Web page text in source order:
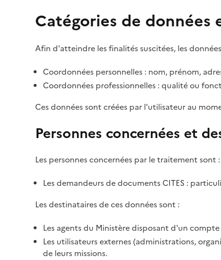
Catégories de données
Afin d'atteindre les finalités suscitées, les
Coordonnées personnelles : nom, prénom,
Coordonnées professionnelles : qualité ou
Ces données sont créées par l'utilisateur au
Personnes concernées et
Les personnes concernées par le traitement sont :
Les demandeurs de documents CITES :
Les destinataires de ces données sont :
Les agents du Ministère disposant d'un
Les utilisateurs externes (administrations,
de leurs missions.